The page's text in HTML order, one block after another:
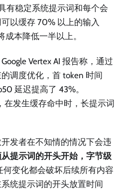
有稳定系统提示词和每个会
以缓存 70% 以上的输入
本降低一半以上。
Vertex AI 报告称，通过
调度优化，首 token 时间
延迟提高了 43%。
在发生缓存命中时，长提示词
发者在不知情的情况下会违
提示词的开头开始，字节级
何变化都会破坏后续所有内容
统提示词的开头放置时间